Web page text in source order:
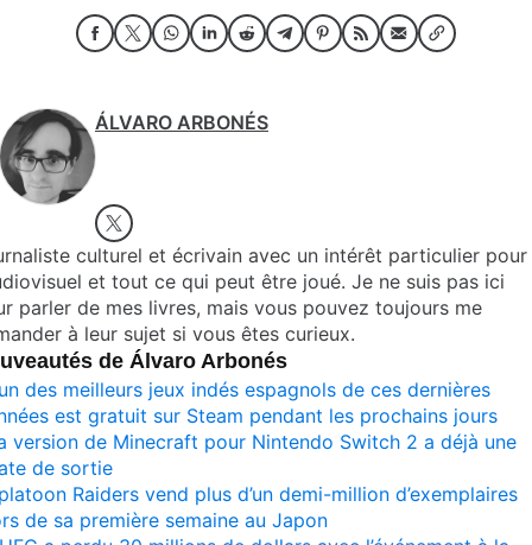
ÁLVARO ARBONÉS
culturel et écrivain avec un intérêt particulier pour
et tout ce qui peut être joué. Je ne suis pas ici
parler de mes livres, mais vous pouvez toujours me
à leur sujet si vous êtes curieux.
de Álvaro Arbonés
des meilleurs jeux indés espagnols de ces dernières
est gratuit sur Steam pendant les prochains jours
version de Minecraft pour Nintendo Switch 2 a déjà une
de sortie
Raiders vend plus d’un demi-million d’exemplaires
de sa première semaine au Japon